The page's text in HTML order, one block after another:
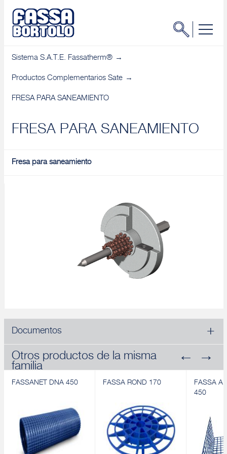
Sistema S.A.T.E. Fassatherm®
Productos Complementarios Sate
FRESA PARA SANEAMIENTO
FRESA PARA SANEAMIENTO
Fresa para saneamiento
Documentos
Otros productos de la misma
familia
FASSANET DNA 450 FASSA ROND 170
FASSA
450